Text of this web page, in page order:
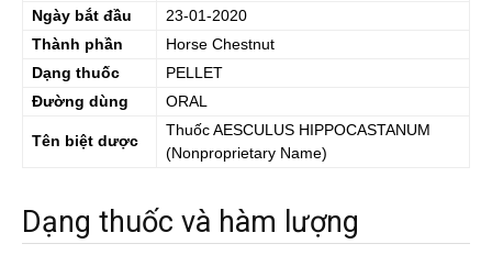
Ngày bắt đầu
23-01-2020
Thành phần
Horse Chestnut
Dạng thuốc
PELLET
Đường dùng
ORAL
Tên biệt dược
ThuốcAESCULUS HIPPOCASTANUM
(Nonproprietary Name)
Dạng thuốc và hàm lượng